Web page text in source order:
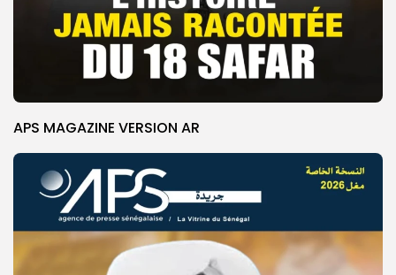
APS MAGAZINE VERSION AR